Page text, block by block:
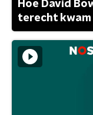
Hoe David
terecht kwam